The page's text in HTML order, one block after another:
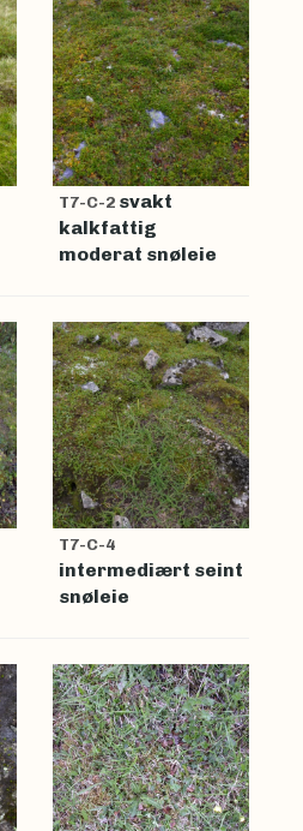
T7-C-2 svakt
kalkfattig
moderat snøleie
T7-C-4
intermediært seint
snøleie